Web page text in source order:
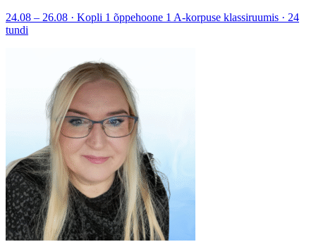
24.08 – 26.08 · Kopli 1 õppehoone 1 A-korpuse klassiruumis · 24
tundi